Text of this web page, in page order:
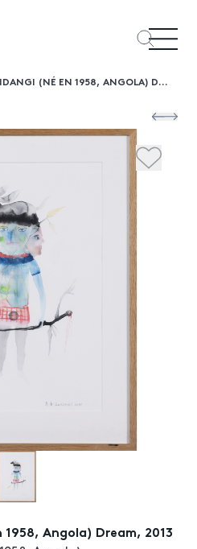
FRANCK LUNDANGI (NÉ EN 1958, ANGOLA) DREAM, 2013
Angola) Dream, 2013